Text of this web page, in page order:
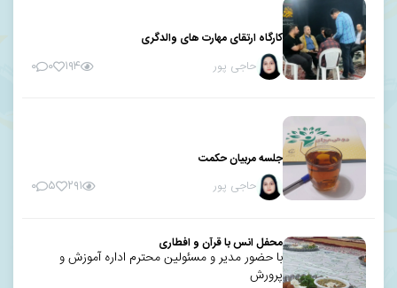
کارگاه ارتقای مهارت های والدگری
حاجی پور ۱۹۴ ۰ ۰
جلسه مربیان حکمت
حاجی پور ۲۹۱ ۵ ۰
محفل انس با قرآن و افطاری
با حضور مدیر و مسئولین محترم اداره آموزش و
پرورش